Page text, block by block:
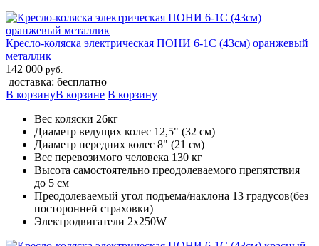
Кресло-коляска электрическая ПОНИ 6-1С (43см) оранжевый
металлик
142 000 руб.
доставка: бесплатно
В корзинуВ корзине В корзину
Вес коляски 26кг
Диаметр ведущих колес 12,5" (32 см)
Диаметр передних колес 8" (21 см)
Вес перевозимого человека 130 кг
Высота самостоятельно преодолеваемого препятствия
до 5 см
Преодолеваемый угол подъема/наклона 13 градусов(без
посторонней страховки)
Электродвигатели 2х250W